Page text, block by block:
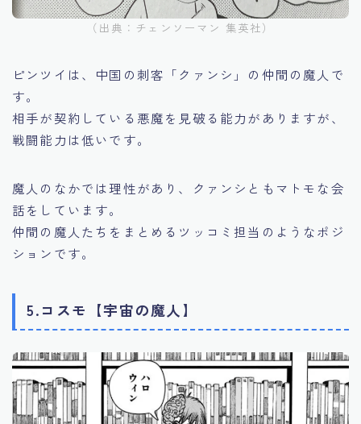
（出典：チェンソーマン 集英社）
ピンツイは、中国の刺客「クァンシ」の仲間の魔人で
す。
相手が契約している悪魔を見破る能力がありますが、
戦闘能力は低いです。
魔人のなかでは理性があり、クァンシともマトモな会
話をしています。
仲間の魔人たちをまとめるツッコミ担当のようなポジ
ションです。
5.コスモ【宇宙の魔人】